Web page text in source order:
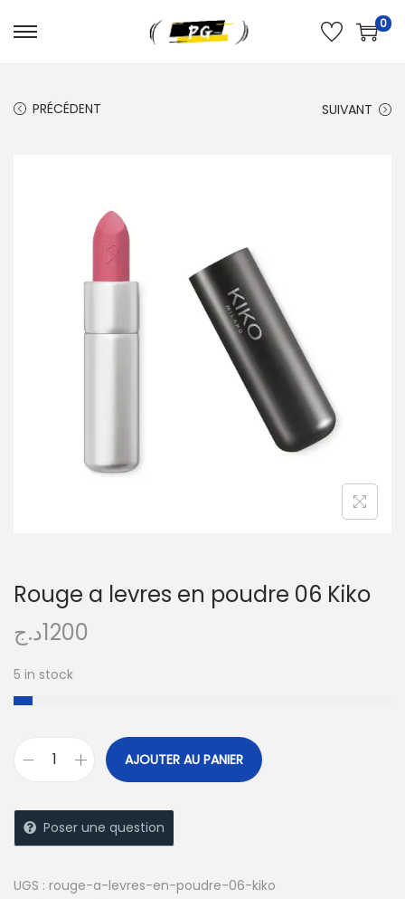
0
PRÉCÉDENT SUIVANT
Rouge a levres en poudre 06 Kiko
1200د.ج
5 in stock
AJOUTER AU PANIER
n
Poser une question
UGS : rouge-a-levres-en-poudre-06-kiko